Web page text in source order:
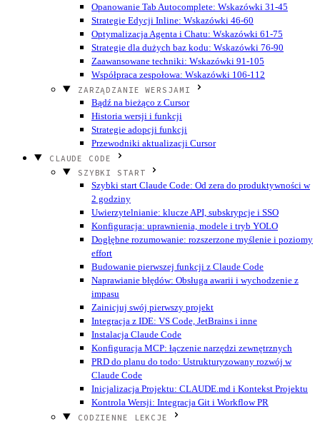
Opanowanie Tab Autocomplete: Wskazówki 31-45
Strategie Edycji Inline: Wskazówki 46-60
Optymalizacja Agenta i Chatu: Wskazówki 61-75
Strategie dla dużych baz kodu: Wskazówki 76-90
Zaawansowane techniki: Wskazówki 91-105
Współpraca zespołowa: Wskazówki 106-112
ZARZĄDZANIE WERSJAMI
Bądź na bieżąco z Cursor
Historia wersji i funkcji
Strategie adopcji funkcji
Przewodniki aktualizacji Cursor
CLAUDE CODE
SZYBKI START
Szybki start Claude Code: Od zera do produktywności w
2 godziny
Uwierzytelnianie: klucze API, subskrypcje i SSO
Konfiguracja: uprawnienia, modele i tryb YOLO
Dogłębne rozumowanie: rozszerzone myślenie i poziomy
effort
Budowanie pierwszej funkcji z Claude Code
Naprawianie błędów: Obsługa awarii i wychodzenie z
impasu
Zainicjuj swój pierwszy projekt
Integracja z IDE: VS Code, JetBrains i inne
Instalacja Claude Code
Konfiguracja MCP: łączenie narzędzi zewnętrznych
PRD do planu do todo: Ustrukturyzowany rozwój w
Claude Code
Inicjalizacja Projektu: CLAUDE.md i Kontekst Projektu
Kontrola Wersji: Integracja Git i Workflow PR
CODZIENNE LEKCJE